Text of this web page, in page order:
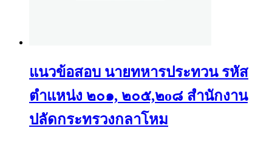
แนวข้อสอบ นายทหารประทวน รหัส
ตำแหน่ง ๒๐๑, ๒๐๕,๒o๘ สำนักงาน
ปลัดกระทรวงกลาโหม